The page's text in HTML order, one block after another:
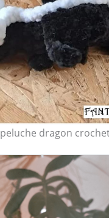
peluche dragon